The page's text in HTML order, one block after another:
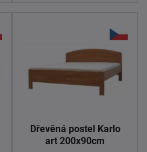
Dřevěná postel Karlo
art 200x90cm